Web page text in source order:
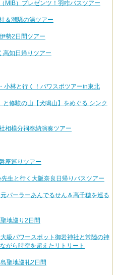
MIB）プレゼンツ！羽咋バスツアー
＆潮騒の湯ツアー
勢2日間ツアー
高知日帰りツアー
小林と行く！パワスポツアーin東北
修験の山【犬鳴山】をめぐる シンク
相模分祠奉納演奏ツアー
座巡りツアー
生と行く大阪奈良日帰りバスツアー
パーラーあんでるせん＆高千穂を巡る
地巡り2日間
級パワースポット御岩神社と常陸の神
がら時空を超えたリトリート
聖地巡礼2日間